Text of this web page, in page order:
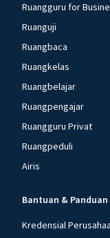
Ruangguru for
Ruanguji
Ruangbaca
Ruangkelas
Ruangbelajar
Ruangpengajar
Ruangguru Privat
Ruangpeduli
Airis
Bantuan & Panduan
Kredensial